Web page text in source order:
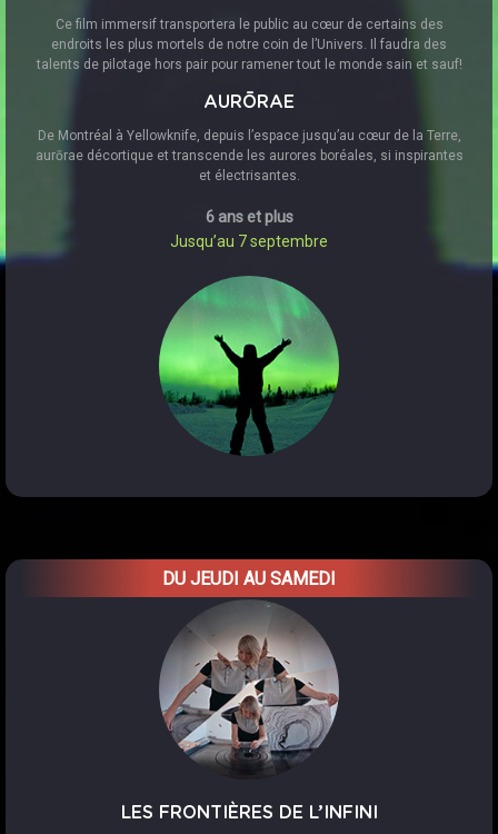
Ce film immersif transportera le public au cœur de certains des
endroits les plus mortels de notre coin de l’Univers. Il faudra des
talents de pilotage hors pair pour ramener tout le monde sain et sauf!
AURŌRAE
De Montréal à Yellowknife, depuis l’espace jusqu’au cœur de la Terre,
aurōrae décortique et transcende les aurores boréales, si inspirantes
et électrisantes.
6 ans et plus
Jusqu’au 7 septembre
DU JEUDI AU SAMEDI
LES FRONTIÈRES DE L’INFINI